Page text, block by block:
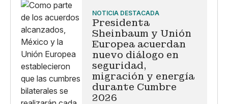
NOTICIA DESTACADA
Presidenta
Sheinbaum y Unión
Europea acuerdan
nuevo diálogo en
seguridad,
migración y energía
durante Cumbre
2026